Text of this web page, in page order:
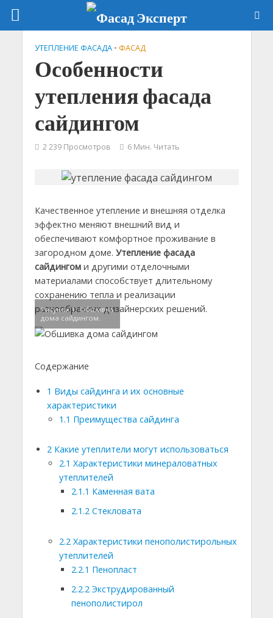
УТЕПЛЕНИЕ ФАСАДА • ФАСАД
Особенности
утепления фасада
сайдингом
2 239 Просмотров 6 Мин. Читать
Качественное утепление и внешняя отделка
эффектно меняют внешний вид и
обеспечивают комфортное проживание в
загородном доме. Утепление фасада
сайдингоми другими отделочными
материалами способствует длительному
сохранению тепла и реализации
разнообразных дизайнерских решений.
Рисунок 1. Обшивка
дома сайдингом.
Содержание
1 Виды сайдинга и их основные
характеристики
1.1 Преимущества сайдинга
2Какие утеплители могут использоваться
2.1 Характеристики минераловатных
утеплителей
2.1.1 Каменная вата
2.1.2Стекловата
2.2Характеристики пенополистирольных
утеплителей
2.2.1 Пенопласт
2.2.2Экструдированный
пенополистирол